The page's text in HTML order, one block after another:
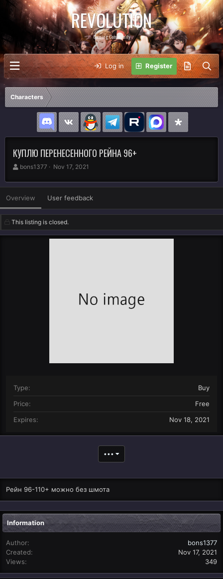
REVOLUTION
Gaming Community
Log in Register
Characters
КУПЛЮ ПЕРЕНЕСЕННОГО РЕЙНА 96+
A
t
o
r
bons1377
C
e
t
i
o
n
d
Nov 17, 2021
Overview User feedback
This listing is closed.
Type
Buy
Price
Free
Expires
Nov 18, 2021
•••
Рейн 96-110+ можно без шмота
Information
Author
bons1377
Created
Nov 17, 2021
Views
349